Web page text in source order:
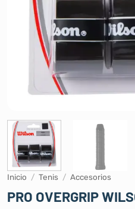
Inicio / Tenis / Accesorios
PRO OVERGRIP